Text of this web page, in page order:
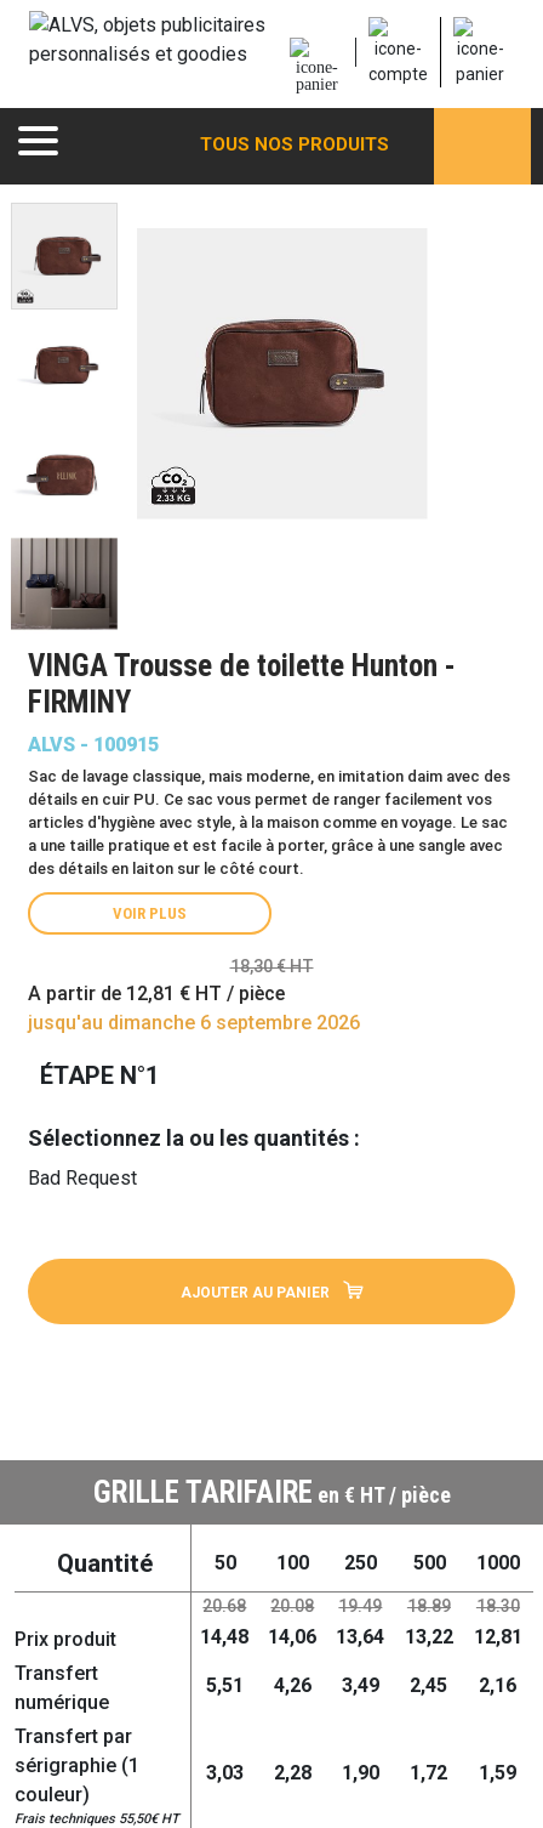
TOUS NOS PRODUITS
VINGA Trousse de toilette Hunton -
FIRMINY
ALVS - 100915
Sac de lavage classique, mais moderne, en imitation daim avec des
détails en cuir PU. Ce sac vous permet de ranger facilement vos
articles d'hygiène avec style, à la maison comme en voyage. Le sac
a une taille pratique et est facile à porter, grâce à une sangle avec
des détails en laiton sur le côté court.
VOIR PLUS
18,30 € HT
A partir de 12,81 € HT / pièce
jusqu'au dimanche 6 septembre 2026
ÉTAPE N°1
Sélectionnez la ou les quantités :
Bad Request
AJOUTER AU PANIER
GRILLE TARIFAIRE en € HT / pièce
Quantité 50 100 250 500 1000
20.68 20.08 19.49 18.89 18.30
Prix produit 14,48 14,06 13,64 13,22
12,81
Transfert
numérique
5,51 4,26 3,49 2,45 2,16
Transfert par
sérigraphie (1
couleur)
Frais techniques 55,50€ HT
3,03 2,28 1,90 1,72 1,59